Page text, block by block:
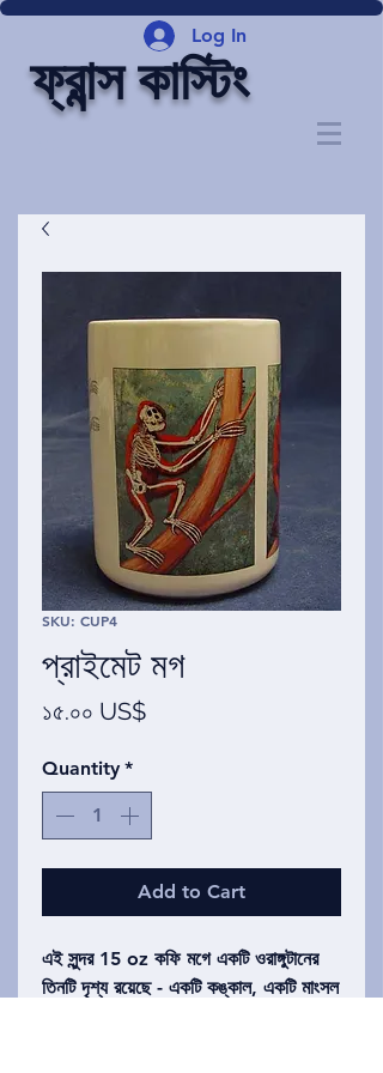
Log In
ফ্রান্স কাস্টিং
SKU: CUP4
প্রাইমেট মগ
১৫.০০ US$Price
Quantity *
Add to Cart
এই সুন্দর 15 oz কফি মগে একটি ওরাঙ্গুটানের
তিনটি দৃশ্য রয়েছে - একটি কঙ্কাল, একটি মাংসল